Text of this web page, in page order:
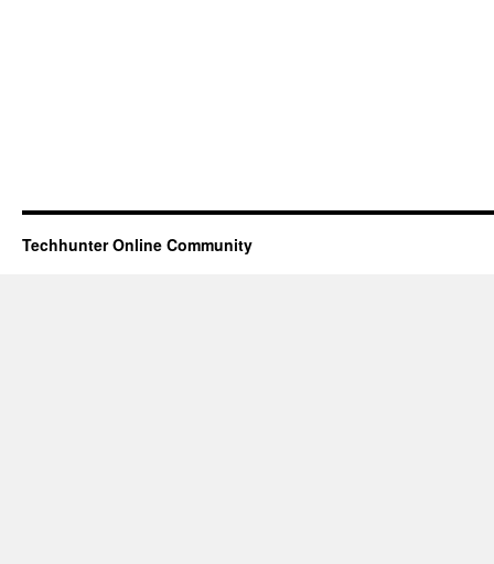
Techhunter Online Community